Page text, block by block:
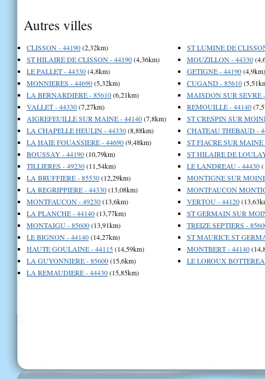
Autres villes
CLISSON - 44190(2,32km)
ST HILAIRE DE CLISSON - 44190(4,36km)
LE PALLET - 44330(4,8km)
MONNIERES - 44690(5,32km)
LA BERNARDIERE - 85610(6,21km)
VALLET - 44330(7,27km)
AIGREFEUILLE SUR MAINE - 44140(7,8km)
LA CHAPELLE HEULIN - 44330(8,88km)
LA HAIE FOUASSIERE - 44690(9,48km)
BOUSSAY - 44190(10,79km)
TILLIERES - 49230(11,54km)
LA BRUFFIERE - 85530(12,29km)
LA REGRIPPIERE - 44330(13,08km)
MONTFAUCON - 49230(13,6km)
LA PLANCHE - 44140(13,77km)
MONTAIGU - 85600(13,91km)
LE BIGNON - 44140(14,27km)
HAUTE GOULAINE - 44115(14,59km)
LA GUYONNIERE - 85600(15,6km)
LA REMAUDIERE - 44430(15,85km)
ST LUMINE DE
MOUZILLON - 44330
GETIGNE - 44190(4,9km)
CUGAND - 85610
MAISDON SUR SEVRE
REMOUILLE - 44140
ST CRESPIN SUR
CHATEAU THEBAUD -
ST FIACRE SUR MAINE
ST HILAIRE DE
LE LANDREAU - 44430
MONTIGNE SUR
MONTFAUCON
VERTOU - 44120
ST GERMAIN SUR
TREIZE SEPTIERS -
ST MAURICE ST
MONTBERT - 44140
LE LOROUX